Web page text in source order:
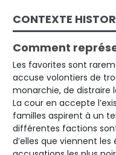
CONTEXTE
Comment
Les favorites sont
accuse volontiers de
monarchie, de distraire
La cour en accepte
familles aspirent à un
différentes factions
d’elles que viennent